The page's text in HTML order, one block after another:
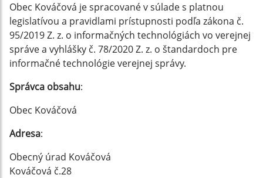
Obec Kováčová je spracované v súlade s platnou
legislatívou a pravidlami prístupnosti podľa zákona č.
95/2019 Z. z. o informačných technológiách vo verejnej
správe a vyhlášky č. 78/2020 Z. z. o štandardoch pre
informačné technológie verejnej správy.
Správca obsahu:
Obec Kováčová
Adresa:
Obecný úrad Kováčová
Kováčová č.28